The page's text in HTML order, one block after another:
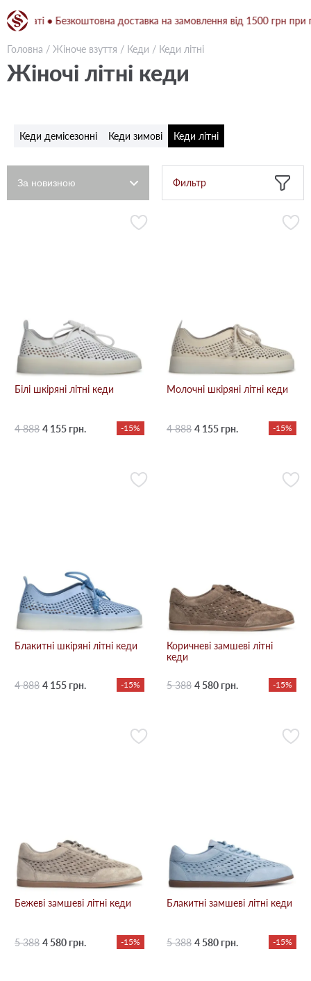
Безкоштовна доставка на замовлення від 1500 грн при
Головна / Жіноче взуття / Кеди / Кеди літні
Жіночі літні кеди
Кеди демісезонні Кеди зимові Кеди літні
Фильтр
Білі шкіряні літні кеди
4 888 4 155 грн. -15%
Молочні шкіряні літні кеди
4 888 4 155 грн. -15%
Блакитні шкіряні літні кеди
4 888 4 155 грн. -15%
Коричневі замшеві літні
кеди
5 388 4 580 грн. -15%
Бежевi замшеві літні кеди
5 388 4 580 грн. -15%
Блакитні замшеві літні кеди
5 388 4 580 грн. -15%